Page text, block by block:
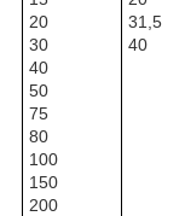
20
30
40
50
75
80
100
150
200
31,5
40